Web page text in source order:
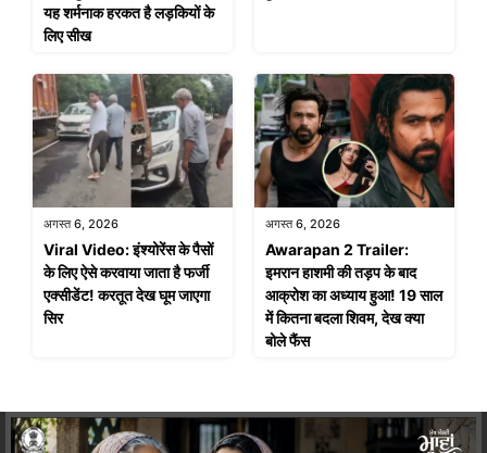
यह शर्मनाक हरकत है लड़कियों के
लिए सीख
अगस्त 6, 2026
Viral Video: इंश्योरेंस के पैसों
के लिए ऐसे करवाया जाता है फर्जी
एक्सीडेंट! करतूत देख घूम जाएगा
सिर
अगस्त 6, 2026
Awarapan 2 Trailer:
इमरान हाशमी की तड़प के बाद
आक्रोश का अध्याय हुआ! 19 साल
में कितना बदला शिवम, देख क्या
बोले फैंस